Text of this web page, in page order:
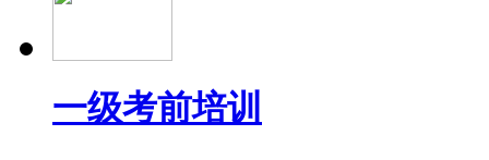
一级考前培训